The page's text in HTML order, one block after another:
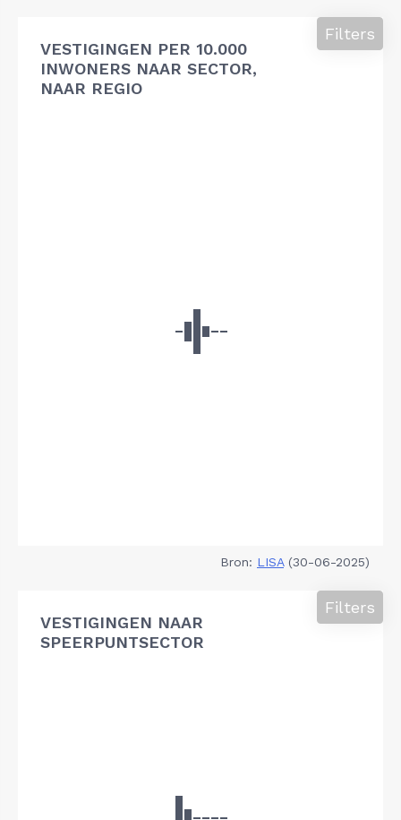
VESTIGINGEN PER 10.000
INWONERS NAAR SECTOR,
NAAR REGIO
Filters
Bron: LISA(30-06-2025)
VESTIGINGEN NAAR
SPEERPUNTSECTOR
Filters